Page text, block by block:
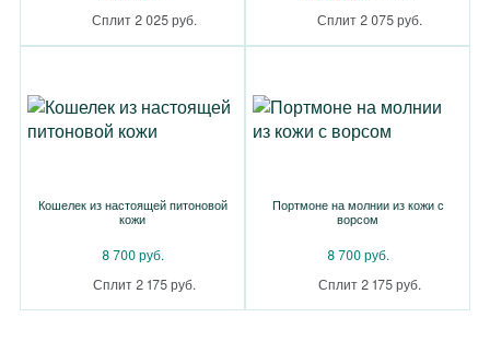
Сплит 2 025 руб.
Сплит 2 075 руб.
Кошелек из настоящей питоновой
кожи
8 700 руб.
Сплит 2 175 руб.
Портмоне на молнии из кожи с
ворсом
8 700 руб.
Сплит 2 175 руб.